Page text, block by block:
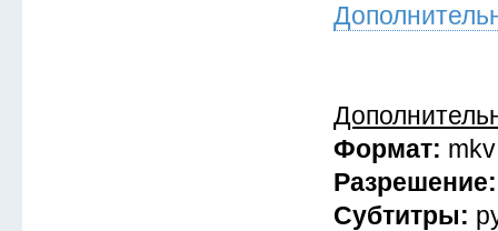
Формат: mkv
Субтитры: